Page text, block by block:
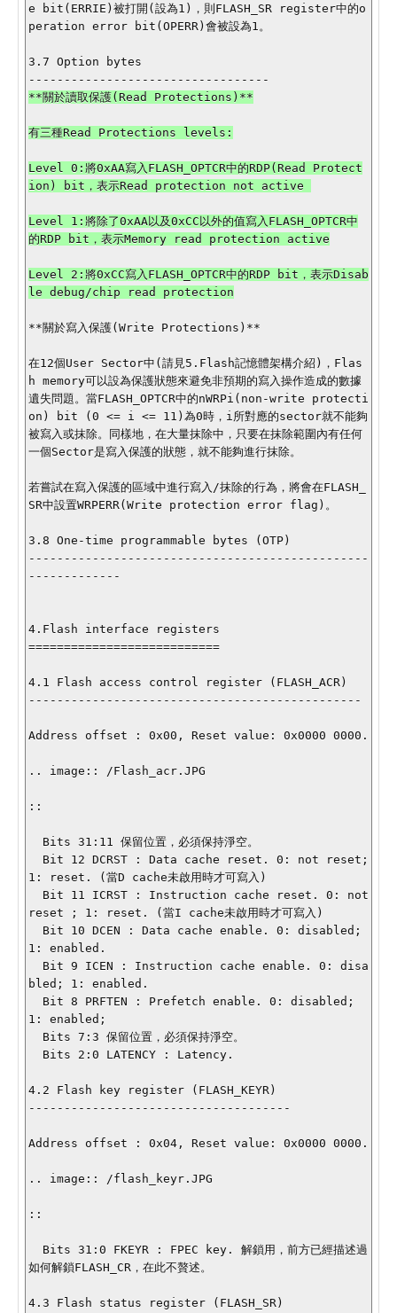
e bit(ERRIE)被打開(設為1)，則FLASH_SR register中的o
peration error bit(OPERR)會被設為1。
3.7 Option bytes
有三種Read Protections levels:
Level 0:將0xAA寫入FLASH_OPTCR中的RDP(Read Protect
ion) bit，表示Read protection not active
Level 1:將除了0xAA以及0xCC以外的值寫入FLASH_OPTCR中
的RDP bit，表示Memory read protection active
Level 2:將0xCC寫入FLASH_OPTCR中的RDP bit，表示Disab
le debug/chip read protection
**關於寫入保護(Write Protections)**
在12個User Sector中(請見5.Flash記憶體架構介紹)，Flas
h memory可以設為保護狀態來避免非預期的寫入操作造成的數據
遺失問題。當FLASH_OPTCR中的nWRPi(non-write protecti
on) bit (0 <= i <= 11)為0時，i所對應的sector就不能夠
被寫入或抹除。同樣地，在大量抹除中，只要在抹除範圍內有任何
一個Sector是寫入保護的狀態，就不能夠進行抹除。
若嘗試在寫入保護的區域中進行寫入/抹除的行為，將會在FLASH_
SR中設置WRPERR(Write protection error flag)。
3.8 One-time programmable bytes (OTP)
------------------------------------------------
-------------
4.Flash interface registers
===========================
4.1 Flash access control register (FLASH_ACR)
-----------------------------------------------
Address offset : 0x00, Reset value: 0x0000 0000.
.. image:: /Flash_acr.JPG
::
1: reset. (當D cache未啟用時才可寫入)
reset ; 1: reset. (當I cache未啟用時才可寫入)
1: enabled.
bled; 1: enabled.
1: enabled;
4.2 Flash key register (FLASH_KEYR)
-------------------------------------
Address offset : 0x04, Reset value: 0x0000 0000.
.. image:: /flash_keyr.JPG
::
如何解鎖FLASH_CR，在此不贅述。
4.3 Flash status register (FLASH_SR)